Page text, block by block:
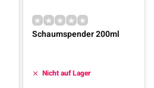
Schaumspender 200ml
Nicht auf Lager